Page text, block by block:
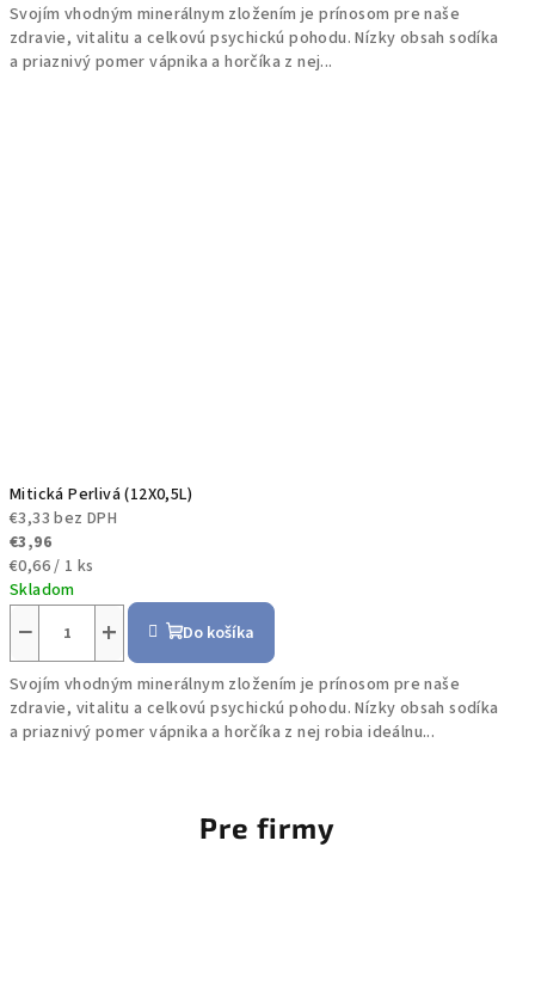
Svojím vhodným minerálnym zložením je prínosom pre naše
zdravie, vitalitu a celkovú psychickú pohodu. Nízky obsah sodíka
a priaznivý pomer vápnika a horčíka z nej...
Mitická Perlivá (12X0,5L)
€3,33 bez DPH
€3,96
Jednotková
cena:
€0,66 / 1 ks
Skladom
+
− Do košíka
Svojím vhodným minerálnym zložením je prínosom pre naše
zdravie, vitalitu a celkovú psychickú pohodu. Nízky obsah sodíka
a priaznivý pomer vápnika a horčíka z nej robia ideálnu...
Pre firmy